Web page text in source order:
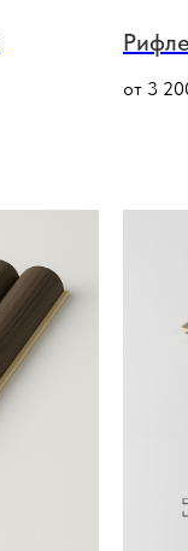
от 3